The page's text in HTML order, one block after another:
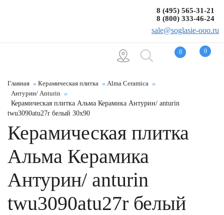
0 0
8 (495) 565-31-21
8 (800) 333-46-24
sale@soglasie-ooo.ru
Главная Керамическая плитка
Alma Ceramica
Антурин/ Anturin
Керамическая плитка Альма Керамика Антурин/ anturin
twu3090atu27r белый 30x90
Керамическая плитка
Альма Керамика
Антурин/ anturin
twu3090atu27r белый